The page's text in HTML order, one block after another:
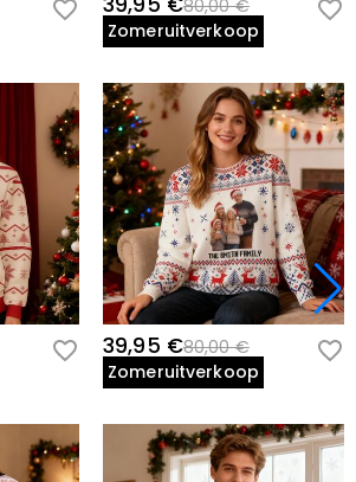
80,00 €
Zomeruitverkoop
39,95 €80,00 €
Zomeruitverkoop